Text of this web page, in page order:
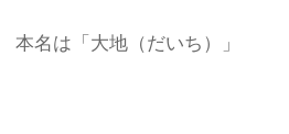
本名は「大地（だいち）」